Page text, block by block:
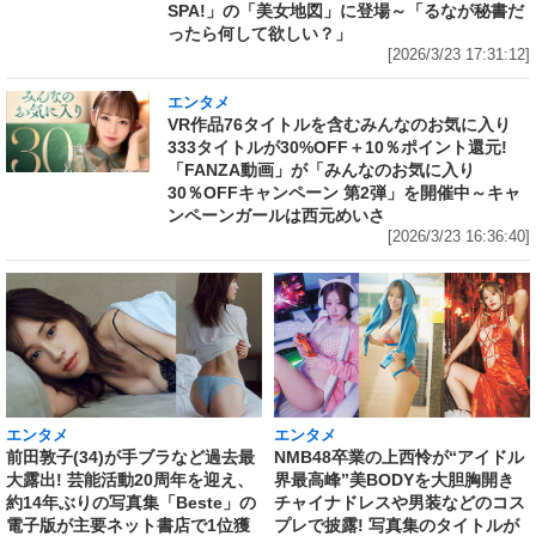
SPA!」の「美女地図」に登場～「るなが秘書だ
ったら何して欲しい？」
[2026/3/23 17:31:12]
エンタメ
VR作品76タイトルを含むみんなのお気に入り
333タイトルが30%OFF＋10％ポイント還元!
「FANZA動画」が「みんなのお気に入り
30％OFFキャンペーン 第2弾」を開催中～キャ
ンペーンガールは西元めいさ
[2026/3/23 16:36:40]
エンタメ
前田敦子(34)が手ブラなど過去最
大露出! 芸能活動20周年を迎え、
約14年ぶりの写真集「Beste」の
電子版が主要ネット書店で1位獲
エンタメ
NMB48卒業の上西怜が“アイドル
界最高峰”美BODYを大胆胸開き
チャイナドレスや男装などのコス
プレで披露! 写真集のタイトルが